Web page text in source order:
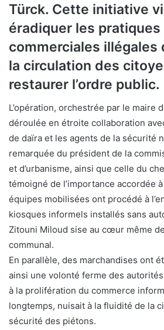
Türck. Cette initiative
éradiquer les pratiques
commerciales illégales
la circulation des
restaurer l’ordre public.
L’opération, orchestrée par le maire
déroulée en étroite collaboration
de daïra et les agents de la sécurité
remarquée du président de la
et d’urbanisme, ainsi que celle du
témoigné de l’importance accordée
équipes mobilisées ont procédé à
kiosques informels installés sans
Zitouni Miloud sise au cœur même
communal.
En parallèle, des marchandises ont
ainsi une volonté ferme des
à la prolifération du commerce
longtemps, nuisait à la fluidité de la
sécurité des piétons.